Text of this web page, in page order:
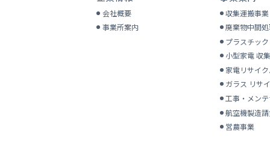
会社概要
事業所案内
収集運搬事業
廃棄物中間
プラスチック
小型家電 収
家電リサイ
ガラス リサ
工事・ メン
航空機製造
営農事業